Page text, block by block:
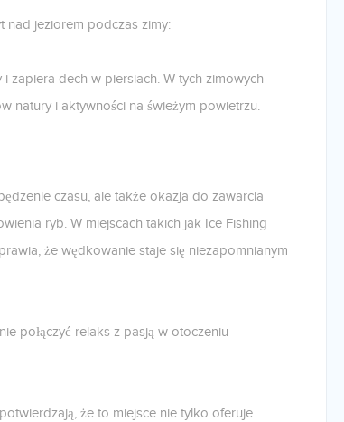
nad jeziorem podczas zimy:
zapiera dech w piersiach. W tych zimowych
natury i aktywności na świeżym powietrzu.
czasu, ale także okazja do zawarcia
ryb. W miejscach takich jak Ice Fishing
że wędkowanie staje się niezapomnianym
połączyć relaks z pasją w otoczeniu
że to miejsce nie tylko oferuje